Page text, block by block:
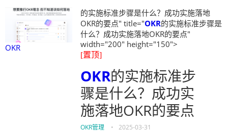
OKR
的实施标准步骤是什么？成功实施落地
OKR的要点" title="OKR的实施标准步骤是
什么？成功实施落地OKR的要点"
width="200" height="150">
[置顶]
OKR的实施标准步
骤是什么？成功实
施落地OKR的要点
OKR管理 • 2025-03-31